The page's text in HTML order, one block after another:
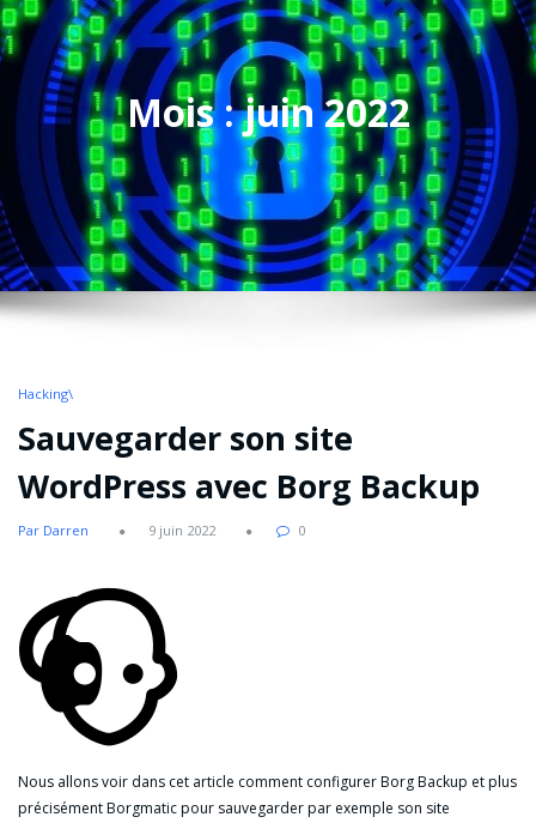
Mois :juin 2022
Hacking\
Sauvegarder son site
WordPress avec Borg Backup
Par Darren 9 juin 2022 0
Nous allons voir dans cet article comment configurer Borg Backup et plus
précisément Borgmatic pour sauvegarder par exemple son site